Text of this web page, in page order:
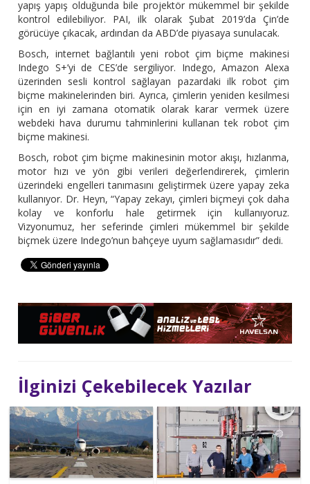
yapış yapış olduğunda bile projektör mükemmel bir şekilde
kontrol edilebiliyor. PAI, ilk olarak Şubat 2019’da Çin’de
görücüye çıkacak, ardından da ABD’de piyasaya sunulacak.
Bosch, internet bağlantılı yeni robot çim biçme makinesi
Indego S+’yi de CES’de sergiliyor. Indego, Amazon Alexa
üzerinden sesli kontrol sağlayan pazardaki ilk robot çim
biçme makinelerinden biri. Ayrıca, çimlerin yeniden kesilmesi
için en iyi zamana otomatik olarak karar vermek üzere
webdeki hava durumu tahminlerini kullanan tek robot çim
biçme makinesi.
Bosch, robot çim biçme makinesinin motor akışı, hızlanma,
motor hızı ve yön gibi verileri değerlendirerek, çimlerin
üzerindeki engelleri tanımasını geliştirmek üzere yapay zeka
kullanıyor. Dr. Heyn, “Yapay zekayı, çimleri biçmeyi çok daha
kolay ve konforlu hale getirmek için kullanıyoruz.
Vizyonumuz, her seferinde çimleri mükemmel bir şekilde
biçmek üzere Indego’nun bahçeye uyum sağlamasıdır” dedi.
İlginizi Çekebilecek Yazılar